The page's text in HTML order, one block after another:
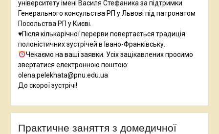
університету імені Василя Стефаника за підтримки
Генерального консульства РП у Львові під патронатом
Посольства РП у Києві.
♥️Після кількарічної перерви повертається традиція
полоністичних зустрічей в Івано-Франківську.
Чекаємо на ваші заявки. Усіх зацікавлених просимо
звертатися електронною поштою:
olena.pelekhata@pnu.edu.ua
До скорої зустрічі!
Практичне заняття з домедичної